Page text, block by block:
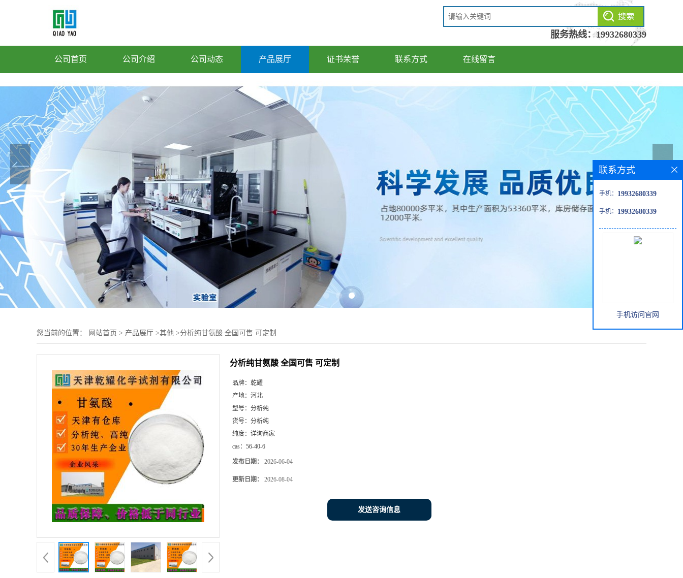
服务热线：19932680339
公司首页 公司介绍 公司动态 产品展厅 证书荣誉 联系方式 在线留言
您当前的位置： 网站首页 > 产品展厅 >其他 >分析纯甘氨酸 全国可售 可定制
分析纯甘氨酸 全国可售 可定制
品牌： 乾耀
产地： 河北
型号： 分析纯
货号： 分析纯
纯度： 详询商家
cas： 56-40-6
发布日期： 2026-06-04
更新日期： 2026-08-04
发送咨询信息
联系方式
手机： 19932680339
手机： 19932680339
手机访问官网